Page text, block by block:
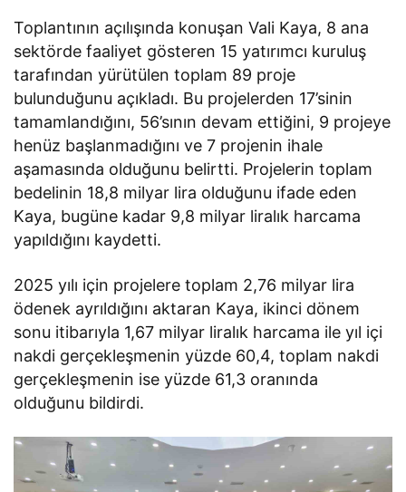
Toplantının açılışında konuşan Vali Kaya, 8 ana
sektörde faaliyet gösteren 15 yatırımcı kuruluş
tarafından yürütülen toplam 89 proje
bulunduğunu açıkladı. Bu projelerden 17’sinin
tamamlandığını, 56’sının devam ettiğini, 9 projeye
henüz başlanmadığını ve 7 projenin ihale
aşamasında olduğunu belirtti. Projelerin toplam
bedelinin 18,8 milyar lira olduğunu ifade eden
Kaya, bugüne kadar 9,8 milyar liralık harcama
yapıldığını kaydetti.
2025 yılı için projelere toplam 2,76 milyar lira
ödenek ayrıldığını aktaran Kaya, ikinci dönem
sonu itibarıyla 1,67 milyar liralık harcama ile yıl içi
nakdi gerçekleşmenin yüzde 60,4, toplam nakdi
gerçekleşmenin ise yüzde 61,3 oranında
olduğunu bildirdi.